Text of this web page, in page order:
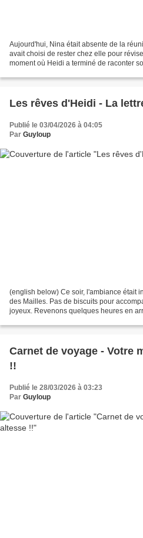
Aujourd'hui, Nina était absente de la
avait choisi de rester chez elle pour
moment où Heidi a terminé de raconter
Les rêves d'Heidi - La
Publié le 03/04/2026 à 04:05
Par Guyloup
(english below) Ce soir, l'ambiance était
des Mailles. Pas de biscuits pour
joyeux. Revenons quelques heures en
Carnet de voyage - Votre
!!
Publié le 28/03/2026 à 03:23
Par Guyloup